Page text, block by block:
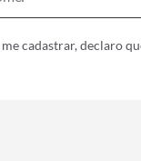
cadastrar, declaro